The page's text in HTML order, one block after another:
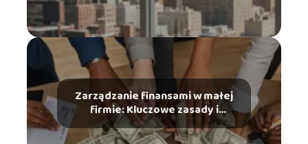
Zarządzanie finansami w małej
firmie: Kluczowe zasady i
narzędzia